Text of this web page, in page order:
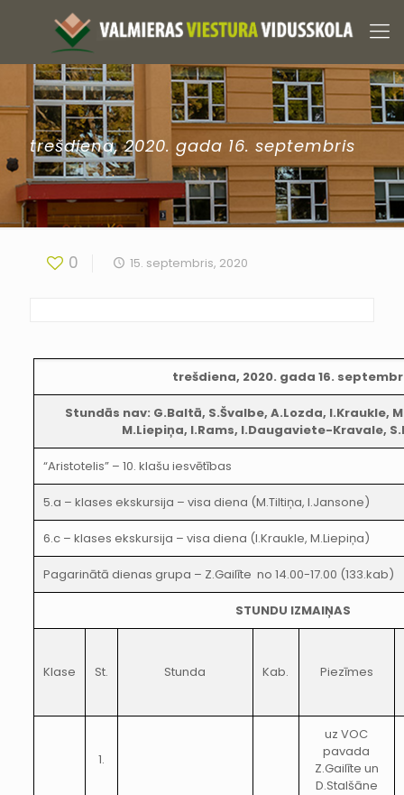
trešdiena, 2020. gada 16. septembris
0 15. septembris, 2020
trešdiena, 2020. gada 16.
Stundās nav: G.Baltā, S.Švalbe, A.Lozda, I.Kraukle,
M.Liepiņa, I.Rams, I.Daugaviete-Kravale,
“Aristotelis” – 10. klašu iesvētības
5.a – klases ekskursija – visa diena (M.Tiltiņa, I.Jansone)
6.c – klases ekskursija – visa diena (I.Kraukle, M.Liepiņa)
Pagarinātā dienas grupa – Z.Gailīte no 14.00-17.00 (133.kab)
STUNDU IZMAIŅAS
Klase St. Stunda Kab. Piezīmes
1.
uz VOC
pavada
Z.Gailīte un
D.Stalšāne